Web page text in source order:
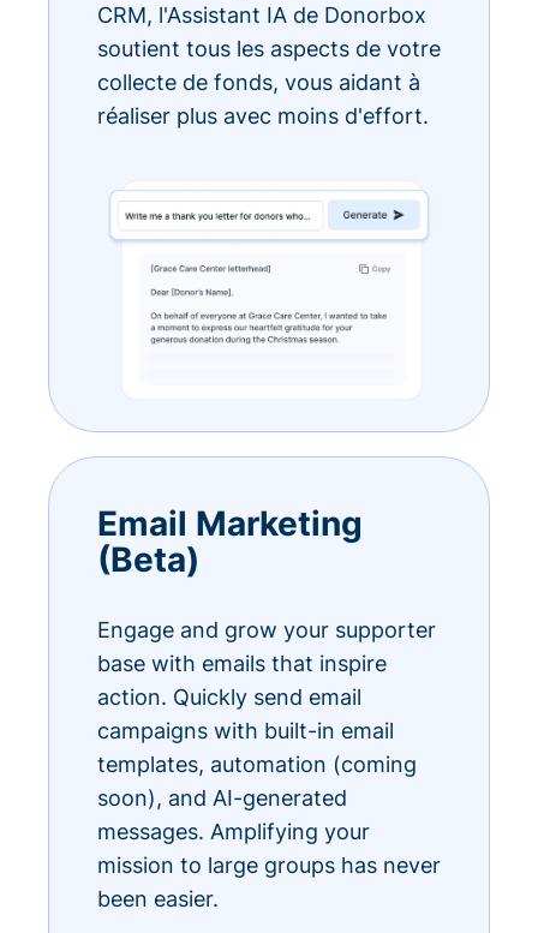
CRM, l'Assistant IA de Donorbox
soutient tous les aspects de votre
collecte de fonds, vous aidant à
réaliser plus avec moins d'effort.
Email Marketing
(Beta)
Engage and grow your supporter
base with emails that inspire
action. Quickly send email
campaigns with built-in email
templates, automation (coming
soon), and AI-generated
messages. Amplifying your
mission to large groups has never
been easier.